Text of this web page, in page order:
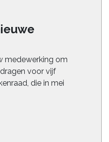
medewerking om
voor vijf
die in mei